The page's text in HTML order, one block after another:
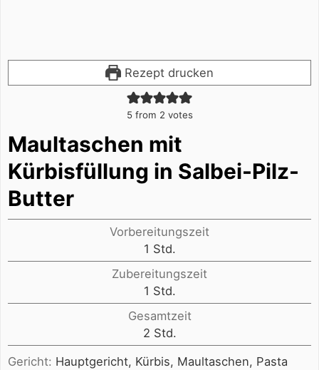
Rezept drucken
5 from 2 votes
Maultaschen mit
Kürbisfüllung in Salbei-Pilz-
Butter
Vorbereitungszeit
1 Stunde
Std.
Zubereitungszeit
1 Stunde
Std.
Gesamtzeit
2Stunden
Std.
Gericht: Hauptgericht, Kürbis, Maultaschen, Pasta